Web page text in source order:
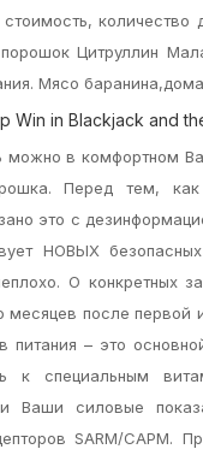
стоимость,
порошок Цитруллин
Мясо
Win in Blackjack and
можно в комфортном
Перед тем,
это с
НОВЫХ
О конкретных
месяцев после первой
питания – это
к специальным
и Ваши силовые
SARM/САРМ.